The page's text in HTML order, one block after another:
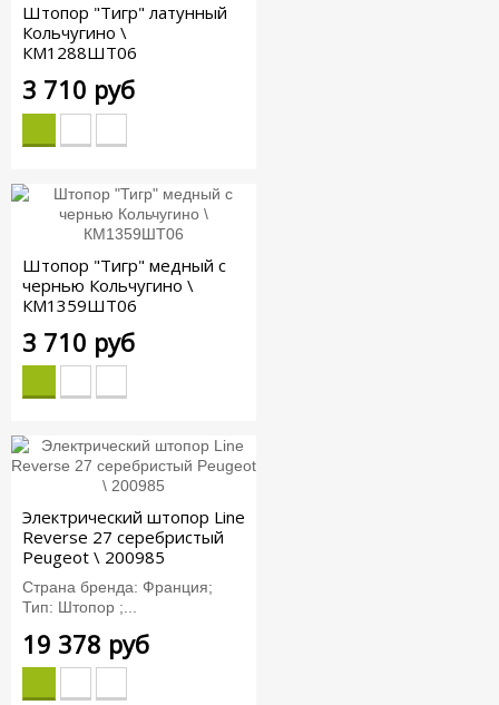
Штопор "Тигр" латунный
Кольчугино \
КМ1288ШТ06
3 710 руб
Штопор "Тигр" медный с
чернью Кольчугино \
КМ1359ШТ06
3 710 руб
Электрический штопор Line
Reverse 27 серебристый
Peugeot \ 200985
Страна бренда: Франция;
Тип: Штопор ;...
19 378 руб